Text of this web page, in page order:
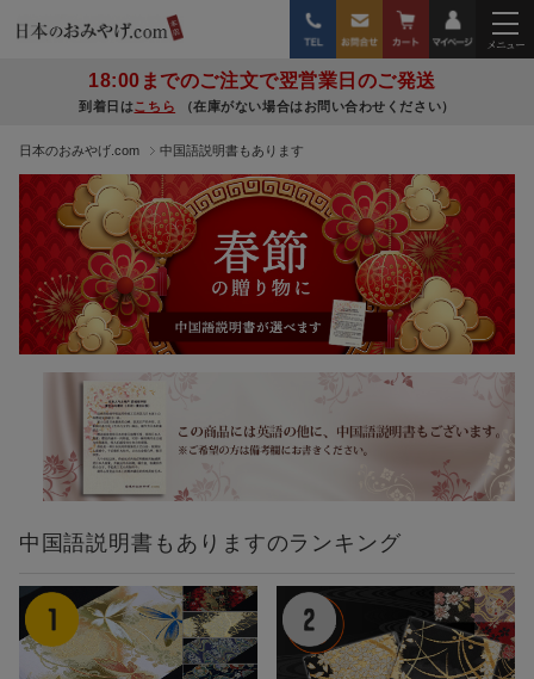
18:00までのご注文で翌営業日のご発送
到着日はこちら （在庫がない場合はお問い合わせください）
日本のおみやげ.com 中国語説明書もあります
中国語説明書もありますのランキング